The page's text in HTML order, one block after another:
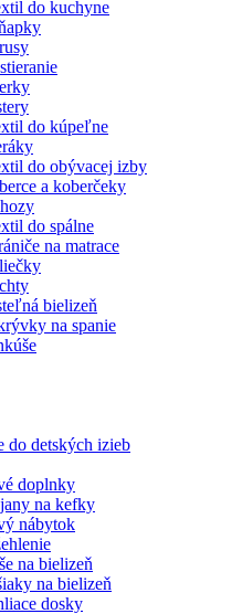
do kuchyne
do kúpeľne
do obývacej izby
a koberčeky
do spálne
na matrace
bielizeň
na spanie
do detských izieb
doplnky
na kefky
nábytok
na bielizeň
na bielizeň
dosky